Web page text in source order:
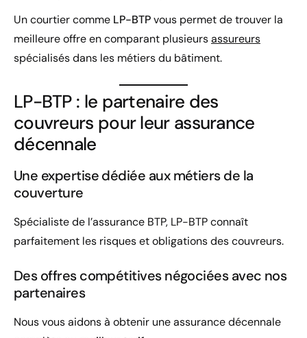
Un courtier comme LP-BTPvous permet de trouver la
meilleure offre en comparant plusieursassureurs
spécialisés dans les métiers du bâtiment.
LP-BTP : le partenaire des
couvreurs pour leur assurance
décennale
Une expertise dédiée aux métiers de la
couverture
Spécialiste de l’assurance BTP, LP-BTP connaît
parfaitement les risques et obligations des couvreurs.
Des offres compétitives négociées avec nos
partenaires
Nous vous aidons à obtenir une assurance décennale